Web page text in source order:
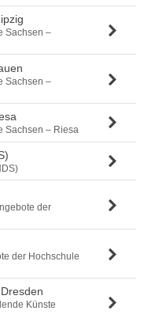
Sachsen –
Sachsen –
Sachsen – Riesa
der
der Hochschule
Künste